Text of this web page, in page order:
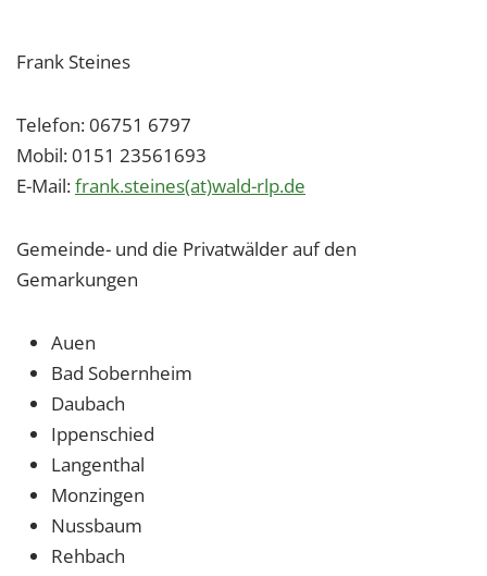
Frank Steines
Telefon: 06751 6797
Mobil: 0151 23561693
E-Mail:frank.steines(at)wald-rlp.de
Gemeinde- und die Privatwälder auf den
Gemarkungen
Auen
Bad Sobernheim
Daubach
Ippenschied
Langenthal
Monzingen
Nussbaum
Rehbach